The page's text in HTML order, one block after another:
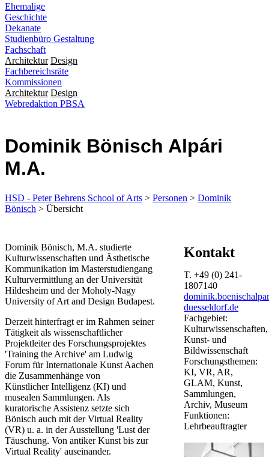
Ehemalige
Geschichte
Dekanate
Studienbüro Gestaltung
Fachschaft
Architektur Design
Fachbereichsräte
Kommissionen
Architektur Design
Webredaktion PBSA
Dominik Bönisch Alpári
M.A.
HSD - Peter Behrens School of Arts > Personen > Dominik
Bönisch > Übersicht
​Dominik Bönisch, M.A. studierte
Kulturwissenschaften und Ästhetische
Kommunikation im Masterstudiengang
Kulturvermittlung an der Universität
Hildesheim und der Moholy-Nagy
University of Art and Design Budapest.
Derzeit hinterfragt er im Rahmen seiner
Tätigkeit als wissenschaftlicher
Projektleiter des Forschungsprojektes
'Training the Archive' am Ludwig
Forum für Internationale Kunst Aachen
die Zusammenhänge von
Künstlicher Intelligenz (KI) und
musealen Sammlungen. Als
kuratorische Assistenz setzte sich
Bönisch auch mit der Virtual Reality
(VR) u. a. in der Ausstellung 'Lust der
Täuschung. Von antiker Kunst bis zur
Virtual Reality' auseinander.
Kontakt
T.+49 (0) 241-
1807140
duesseldorf.de
Fachgebiet:
Kulturwissenschaften,
Kunst- und
Bildwissenschaft
Forschungsthemen:
KI, VR, AR,
GLAM, Kunst,
Sammlungen,
Archiv, Museum
Funktionen:
Lehrbeauftragter